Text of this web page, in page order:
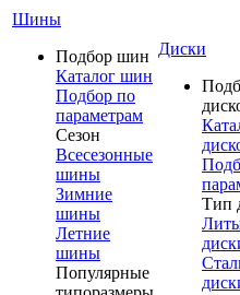
Шины
Подбор шин
Каталог шин
Подбор по
параметрам
Сезон
Всесезонные
шины
Зимние
шины
Летние
шины
Популярные
Диски
Тип